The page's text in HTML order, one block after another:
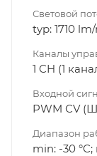
Световой
typ: 1710
Каналы
1 CH (1
Входной
PWM СV
Диапазон
min: -30 °C;